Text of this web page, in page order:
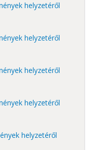
helyzetéről
helyzetéről
helyzetéről
helyzetéről
helyzetéről